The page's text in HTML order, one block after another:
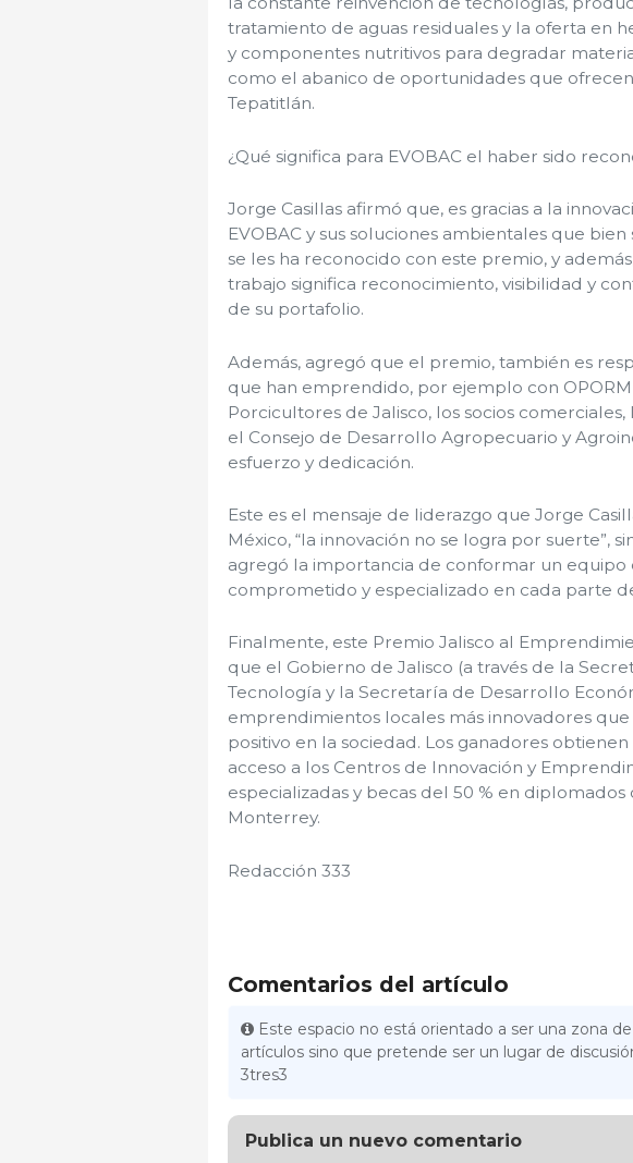
tratamiento de aguas residuales y la oferta en
y componentes nutritivos para degradar
como el abanico de oportunidades que
Tepatitlán.
¿Qué significa para EVOBAC el haber sido
Jorge Casillas afirmó que, es gracias a la
EVOBAC y sus soluciones ambientales que
se les ha reconocido con este premio, y
trabajo significa reconocimiento, visibilidad y
de su portafolio.
Además, agregó que el premio, también es
que han emprendido, por ejemplo con
Porcicultores de Jalisco, los socios comerciales,
el Consejo de Desarrollo Agropecuario y
esfuerzo y dedicación.
Este es el mensaje de liderazgo que Jorge
México, “la innovación no se logra por suerte”,
agregó la importancia de conformar un equipo
comprometido y especializado en cada parte
Finalmente, este Premio Jalisco al
que el Gobierno de Jalisco (a través de la
Tecnología y la Secretaría de Desarrollo
emprendimientos locales más innovadores
positivo en la sociedad. Los ganadores
acceso a los Centros de Innovación y
especializadas y becas del 50 % en
Monterrey.
Redacción 333
Comentarios del artículo
Este espacio no está orientado a ser una zona
artículos sino que pretende ser un lugar de
3tres3
Publica un nuevo comentario